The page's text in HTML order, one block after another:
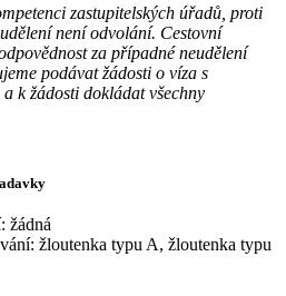
zastupitelských úřadů, proti
není odvolání. Cestovní
za případné neudělení
podávat žádosti o víza s
k žádosti dokládat všechny
žádná
žloutenka typu A, žloutenka typu